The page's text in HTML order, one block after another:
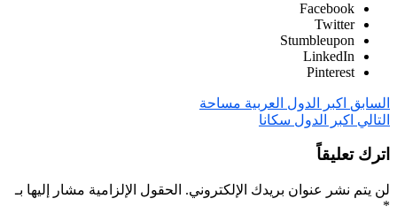
Facebook
Twitter
Stumbleupon
LinkedIn
Pinterest
السابق اكبر الدول العربية مساحة
التالي اكبر الدول سكانا
اترك تعليقاً
لن يتم نشر عنوان بريدك الإلكتروني. الحقول الإلزامية مشار إليها بـ
*